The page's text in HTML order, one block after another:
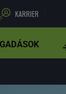
KARRIER